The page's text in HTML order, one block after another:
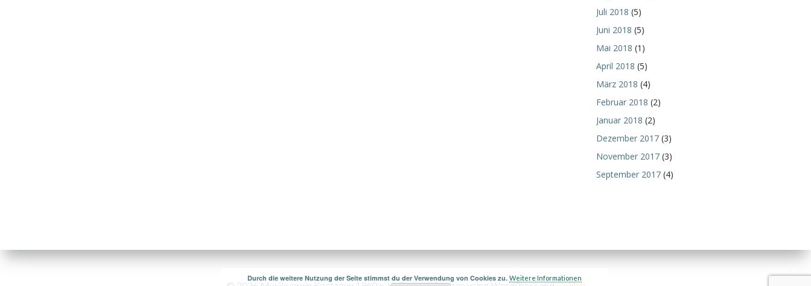
Juli 2018 (5)
Juni 2018 (5)
Mai 2018 (1)
April 2018 (5)
März 2018 (4)
Februar 2018 (2)
Januar 2018 (2)
Dezember 2017 (3)
November 2017 (3)
September 2017 (4)
Durch die weitere Nutzung der Seite stimmst du der Verwendung von Cookies zu. Weitere Informationen